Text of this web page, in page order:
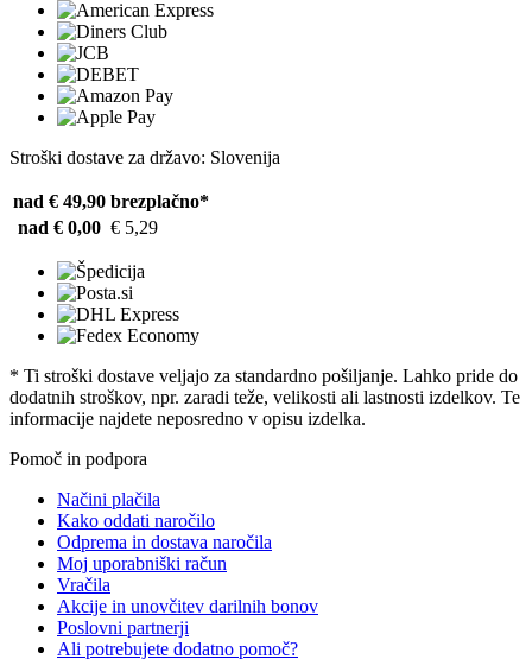
Stroški dostave za državo: Slovenija
nad € 49,90 brezplačno*
nad € 0,00 € 5,29
* Ti stroški dostave veljajo za standardno pošiljanje. Lahko pride do
dodatnih stroškov, npr. zaradi teže, velikosti ali lastnosti izdelkov. Te
informacije najdete neposredno v opisu izdelka.
Pomoč in podpora
Načini plačila
Kako oddati naročilo
Odprema in dostava naročila
Moj uporabniški račun
Vračila
Akcije in unovčitev darilnih bonov
Poslovni partnerji
Ali potrebujete dodatno pomoč?